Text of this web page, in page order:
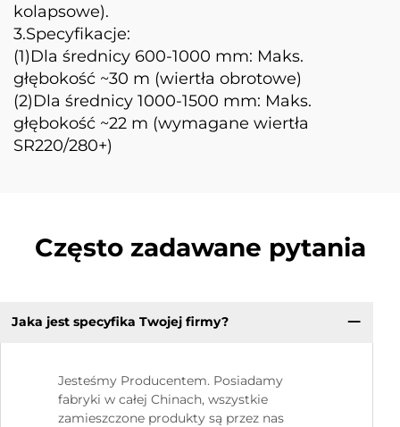
kolapsowe).
3.Specyfikacje:
(1)Dla średnicy 600-1000 mm: Maks.
głębokość ~30 m (wiertła obrotowe)
(2)Dla średnicy 1000-1500 mm: Maks.
głębokość ~22 m (wymagane wiertła
SR220/280+)
Często zadawane pytania
Jaka jest specyfika Twojej firmy?
Jesteśmy Producentem. Posiadamy
fabryki w całej Chinach, wszystkie
zamieszczone produkty są przez nas